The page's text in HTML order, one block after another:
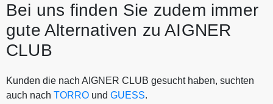
Bei uns finden Sie zudem immer
gute Alternativen zu AIGNER
CLUB
Kunden die nach AIGNER CLUB gesucht haben, suchten
auch nach TORRO und GUESS.